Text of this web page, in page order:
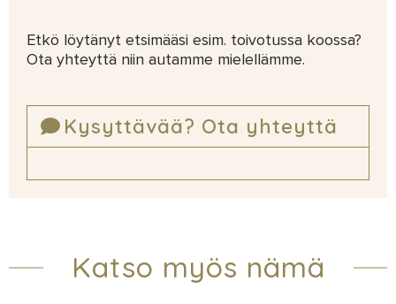
Etkö löytänyt etsimääsi esim. toivotussa koossa?
Ota yhteyttä niin autamme mielellämme.
Kysyttävää? Ota yhteyttä
Katso myös nämä